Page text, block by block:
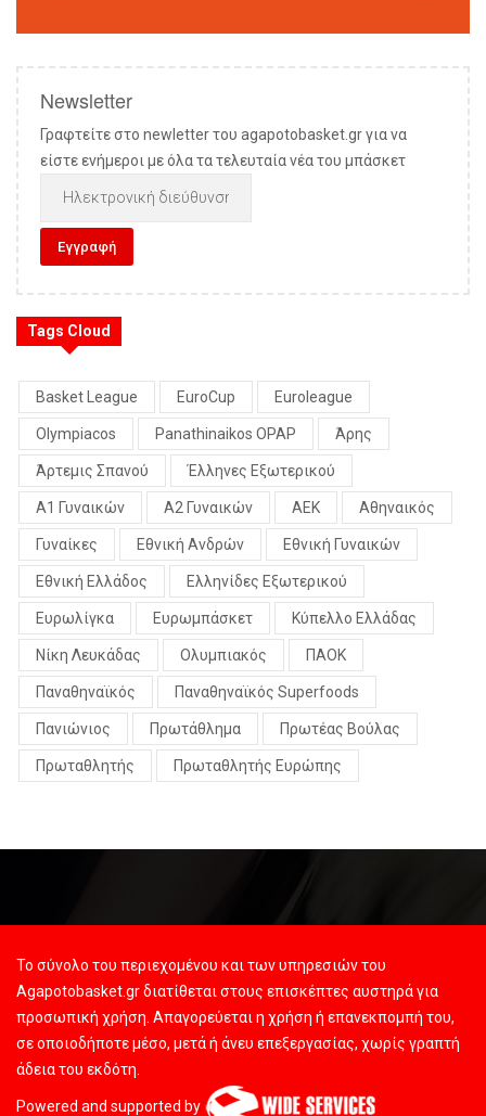
Newsletter
Γραφτείτε στο newletter του agapotobasket.gr για να
είστε ενήμεροι με όλα τα τελευταία νέα του μπάσκετ
Tags Cloud
Basket League EuroCup Euroleague
Olympiacos Panathinaikos OPAP Άρης
Άρτεμις Σπανού Έλληνες Εξωτερικού
Α1 Γυναικών Α2 Γυναικών ΑΕΚ Αθηναικός
Γυναίκες Εθνική Ανδρών Εθνική Γυναικών
Εθνική Ελλάδος Ελληνίδες Εξωτερικού
Ευρωλίγκα Ευρωμπάσκετ Κύπελλο Ελλάδας
Νίκη Λευκάδας Ολυμπιακός ΠΑΟΚ
Παναθηναϊκός Παναθηναϊκός Superfoods
Πανιώνιος Πρωτάθλημα Πρωτέας Βούλας
Πρωταθλητής Πρωταθλητής Ευρώπης
Το σύνολο του περιεχομένου και των υπηρεσιών του
Agapotobasket.gr διατίθεται στους επισκέπτες αυστηρά για
προσωπική χρήση. Απαγορεύεται η χρήση ή επανεκπομπή του,
σε οποιοδήποτε μέσο, μετά ή άνευ επεξεργασίας, χωρίς γραπτή
άδεια του εκδότη.
Powered and supported by